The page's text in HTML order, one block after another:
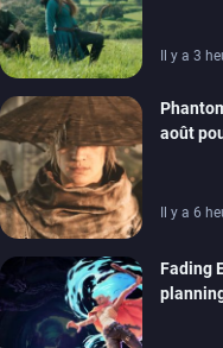
Il y a 3
août
Il y a 6
Fading